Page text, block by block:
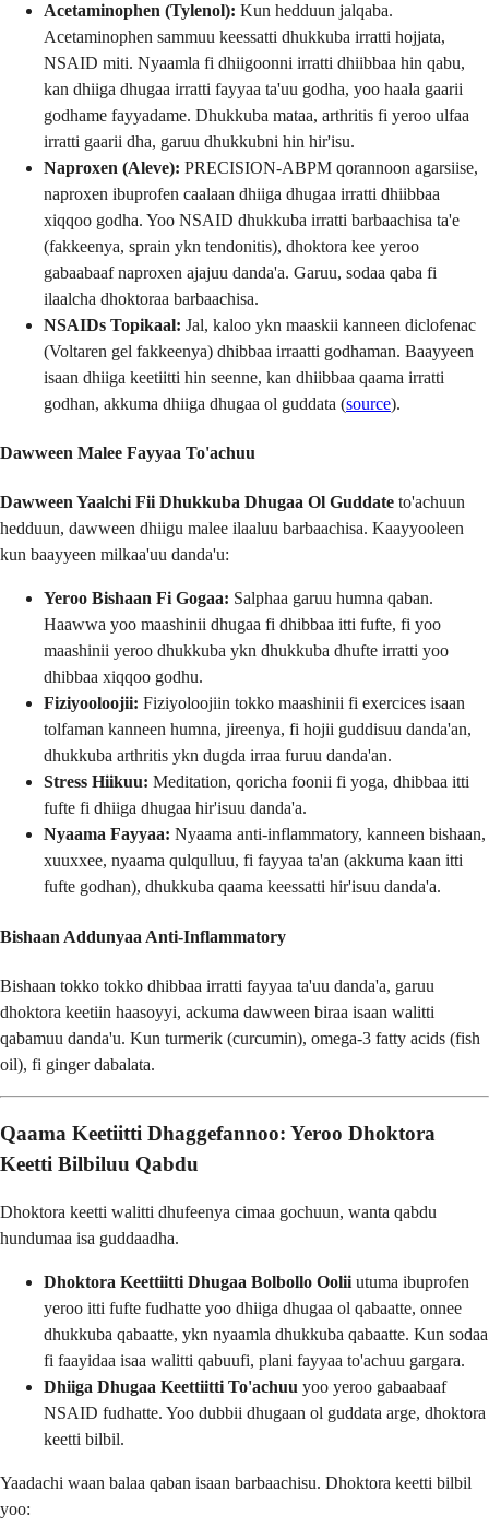
Acetaminophen (Tylenol): Kun hedduun jalqaba.
Acetaminophen sammuu keessatti dhukkuba irratti hojjata,
NSAID miti. Nyaamla fi dhiigoonni irratti dhiibbaa hin qabu,
kan dhiiga dhugaa irratti fayyaa ta'uu godha, yoo haala gaarii
godhame fayyadame. Dhukkuba mataa, arthritis fi yeroo ulfaa
irratti gaarii dha, garuu dhukkubni hin hir'isu.
Naproxen (Aleve): PRECISION-ABPM qorannoon agarsiise,
naproxen ibuprofen caalaan dhiiga dhugaa irratti dhiibbaa
xiqqoo godha. Yoo NSAID dhukkuba irratti barbaachisa ta'e
(fakkeenya, sprain ykn tendonitis), dhoktora kee yeroo
gabaabaaf naproxen ajajuu danda'a. Garuu, sodaa qaba fi
ilaalcha dhoktoraa barbaachisa.
NSAIDs Topikaal: Jal, kaloo ykn maaskii kanneen diclofenac
(Voltaren gel fakkeenya) dhibbaa irraatti godhaman. Baayyeen
isaan dhiiga keetiitti hin seenne, kan dhiibbaa qaama irratti
godhan, akkuma dhiiga dhugaa ol guddata (source).
Dawween Malee Fayyaa To'achuu
Dawween Yaalchi Fii Dhukkuba Dhugaa Ol Guddate to'achuun
hedduun, dawween dhiigu malee ilaaluu barbaachisa. Kaayyooleen
kun baayyeen milkaa'uu danda'u:
Yeroo Bishaan Fi Gogaa: Salphaa garuu humna qaban.
Haawwa yoo maashinii dhugaa fi dhibbaa itti fufte, fi yoo
maashinii yeroo dhukkuba ykn dhukkuba dhufte irratti yoo
dhibbaa xiqqoo godhu.
Fiziyooloojii: Fiziyoloojiin tokko maashinii fi exercices isaan
tolfaman kanneen humna, jireenya, fi hojii guddisuu danda'an,
dhukkuba arthritis ykn dugda irraa furuu danda'an.
Stress Hiikuu: Meditation, qoricha foonii fi yoga, dhibbaa itti
fufte fi dhiiga dhugaa hir'isuu danda'a.
Nyaama Fayyaa: Nyaama anti-inflammatory, kanneen bishaan,
xuuxxee, nyaama qulqulluu, fi fayyaa ta'an (akkuma kaan itti
fufte godhan), dhukkuba qaama keessatti hir'isuu danda'a.
Bishaan Addunyaa Anti-Inflammatory
Bishaan tokko tokko dhibbaa irratti fayyaa ta'uu danda'a, garuu
dhoktora keetiin haasoyyi, ackuma dawween biraa isaan walitti
qabamuu danda'u. Kun turmerik (curcumin), omega-3 fatty acids (fish
oil), fi ginger dabalata.
Qaama Keetiitti Dhaggefannoo: Yeroo Dhoktora
Keetti Bilbiluu Qabdu
Dhoktora keetti walitti dhufeenya cimaa gochuun, wanta qabdu
hundumaa isa guddaadha.
Dhoktora Keettiitti Dhugaa Bolbollo Oolii utuma ibuprofen
yeroo itti fufte fudhatte yoo dhiiga dhugaa ol qabaatte, onnee
dhukkuba qabaatte, ykn nyaamla dhukkuba qabaatte. Kun sodaa
fi faayidaa isaa walitti qabuufi, plani fayyaa to'achuu gargara.
Dhiiga Dhugaa Keettiitti To'achuu yoo yeroo gabaabaaf
NSAID fudhatte. Yoo dubbii dhugaan ol guddata arge, dhoktora
keetti bilbil.
Yaadachi waan balaa qaban isaan barbaachisu. Dhoktora keetti bilbil
yoo: